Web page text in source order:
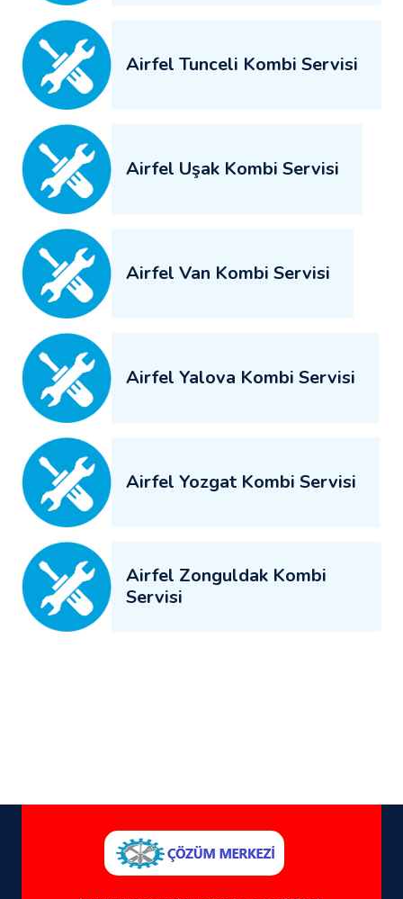
Airfel Tunceli Kombi Servisi
Airfel Uşak Kombi Servisi
Airfel Van Kombi Servisi
Airfel Yalova Kombi Servisi
Airfel Yozgat Kombi Servisi
Airfel Zonguldak Kombi
Servisi